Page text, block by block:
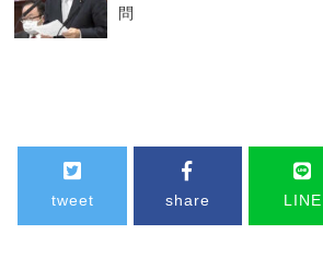
問
tweet share LINE